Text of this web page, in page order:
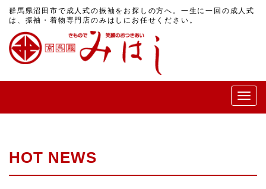
群馬県沼田市で成人式の振袖をお探しの方へ。一生に一回の成人式
は、振袖・着物専門店のみはしにお任せください。
メ
ニ
HOT NEWS